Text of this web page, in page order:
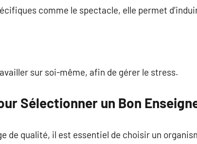
comme le spectacle, elle permet
sur soi-même, afin de gérer le stress.
Sélectionner un Bon
de qualité, il est essentiel de choisir un